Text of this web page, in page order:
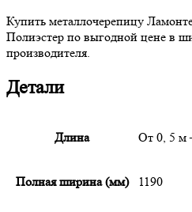
Купить металлочерепицу
Полиэстер по выгодной цене в
производителя.
Детали
Длина От 0, 5 м
Полная ширина (мм) 1190